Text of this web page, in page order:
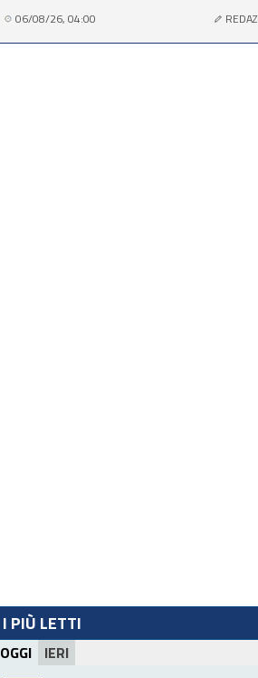
06/08/26, 04:00
I PIÙ LETTI
OGGI IERI